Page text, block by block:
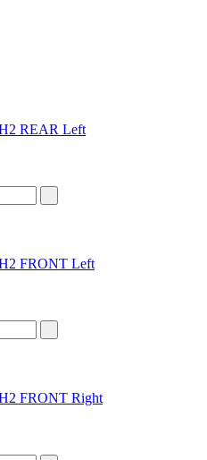
REAR Left
FRONT Left
FRONT Right